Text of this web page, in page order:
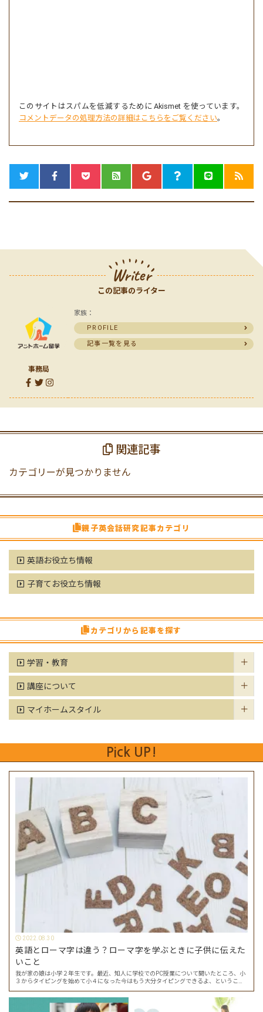
このサイトはスパムを低減するために Akismet を使っています。
コメントデータの処理方法の詳細はこちらをご覧ください。
Writer
この記事のライター
事務局
家族：
PROFILE
記事一覧を見る
関連記事
カテゴリーが見つかりません
親子英会話研究記事カテゴリ
英語お役立ち情報
子育てお役立ち情報
カテゴリから記事を探す
学習・教育
講座について
マイホームスタイル
Pick UP!
2022.08.30
英語とローマ字は違う？ローマ字を学ぶときに子供に伝えた
いこと
我が家の娘は小学２年生です。最近、知人に学校でのPC授業について聞いたところ、小
３からタイピングを始めて小４になった今はもう大分タイピングできるよ、ということ
で…